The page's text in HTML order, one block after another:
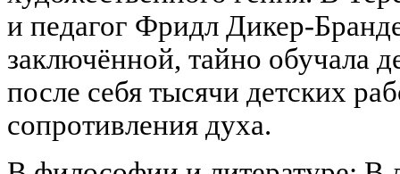
и педагог Фридл Дикер-
заключённой, тайно обучала
после себя тысячи детских
сопротивления духа.